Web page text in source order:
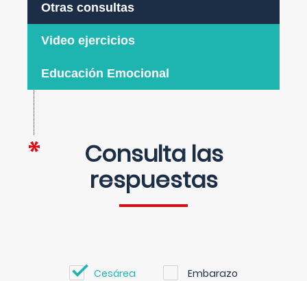
Otras consultas
Video ejercicios
Educación Emocional
Consulta las
respuestas
Cesárea Embarazo